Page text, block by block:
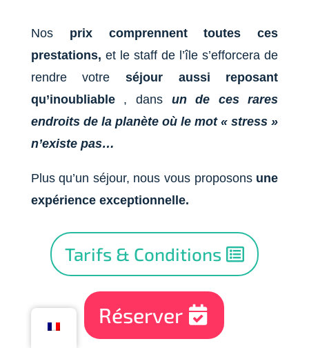
Nos
prix comprennent toutes ces
prestations, et le staff de l’île s’efforcera de
rendre votre
séjour aussi reposant
qu’inoubliable
, dans un de ces
rares
endroits de la planète où le mot « stress »
n’existe pas…
Plus qu’un séjour, nous vous proposonsune
expérience exceptionnelle.
Tarifs & Conditions
Réserver